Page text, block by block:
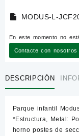
MODUS-L-
En este momento no
Contacte con
DESCRIPCIÓN
Parque infantil
*Estructura, Metal:
horno postes de